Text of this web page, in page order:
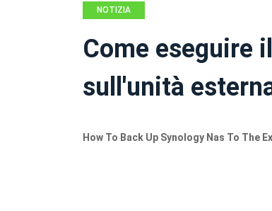
NOTIZIA
Come eseguire
sull'unità
How To Back Up Synology Nas To The